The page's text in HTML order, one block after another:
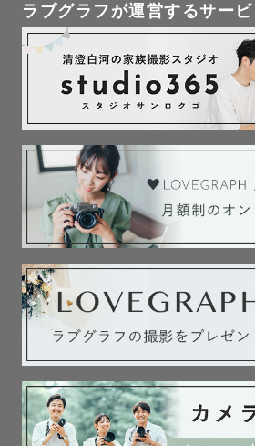
写真を通して、家族の“今”を未来に
めてさせていただきます📸
❊撮影をご検討の皆様へ❊
「こんな写真を撮影したい」「この
い」等イメージのありましたら、事
いただきますので、お申しつけくだ
できるよう全力で取り組ませていた
また、イメージがなくてもこちらで
させていただきますのでご安心くださ
❊貸し出し物について❊
ラブグラフが運営するサービ